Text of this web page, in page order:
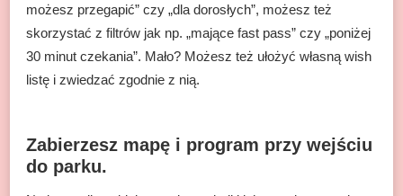
możesz przegapić” czy „dla dorosłych”, możesz też
skorzystać z filtrów jak np. „mające fast pass” czy „poniżej
30 minut czekania”. Mało? Możesz też ułożyć własną wish
listę i zwiedzać zgodnie z nią.
Zabierzesz mapę i program przy wejściu
do parku.